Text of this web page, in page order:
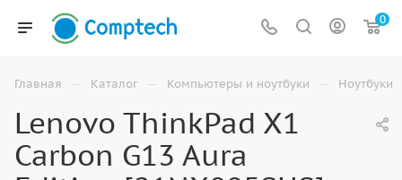
0
Главная — Каталог — Компьютеры и ноутбуки — Ноутбуки
Lenovo ThinkPad X1
Carbon G13 Aura